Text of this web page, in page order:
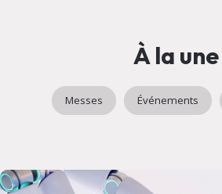
À la une
Messes Événements